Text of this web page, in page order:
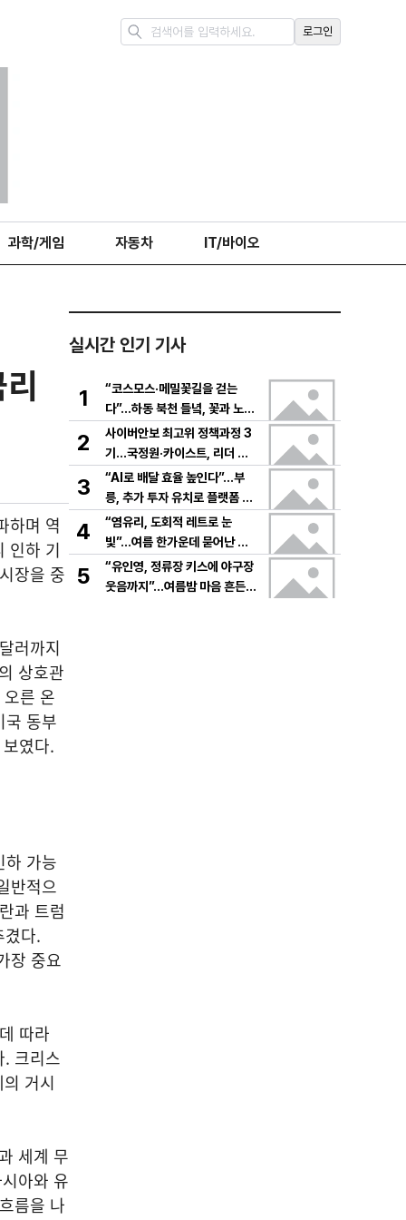
로그인
과학/게임 자동차 IT/바이오
하며 역
인하 기
장을 중
러까지
상호관
른 온
국 동부
였다.
하 가능
반적으
과 트럼
다.
장 중요
따라
크리스
거시
세계 무
아와 유
름을 나
실시간 인기 기사
1
“코스모스·메밀꽃길을 걷는
다”…하동 북천 들녘, 꽃과 노래
로 물드는 가을의 하루
2
사이버안보 최고위 정책과정 3
기…국정원·카이스트, 리더 안
보역량 키운다
3
“AI로 배달 효율 높인다”…부
릉, 추가 투자 유치로 플랫폼 혁
신 가속
4
“염유리, 도회적 레트로 눈
빛”…여름 한가운데 묻어난 자
유의 감각→팬들 궁금증 증폭
5
“유인영, 정류장 키스에 야구장
웃음까지”…여름밤 마음 흔든